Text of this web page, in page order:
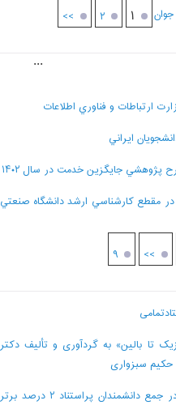
۱ ۲ >>
ارتباطات و فناوري اطلاعات
ايراني
پژوهشي جايگزين خدمت در سال ۱۴۰۲
مقطع کارشناسي ارشد دانشگاه صنعتي
...
۹ >>
تا بالین» به گردآوری و تألیف دکتر
حکیم سبزواری
یازده پژوهشگر دانشگاه حکیم سبزواری در جمع دانشمندان پراستناد ۲ درصد برتر